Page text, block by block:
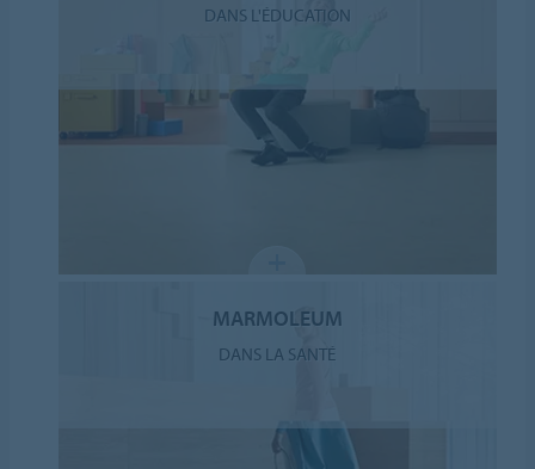
DANS L'ÉDUCATION
MARMOLEUM
DANS LA SANTÉ